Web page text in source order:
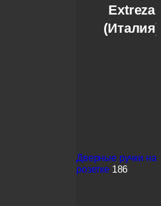
Extreza
(Италия)
Дверные ручки на
розетке 186